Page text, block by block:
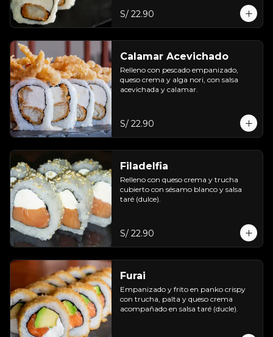
S/ 22.90
Calamar Acevichado
Relleno con pescado empanizado,
queso crema y alga nori, con salsa
acevichada y calamar.
S/ 22.90
Filadelfia
Relleno con queso crema y trucha
cubierto con sésamo blanco y salsa
taré (dulce).
S/ 22.90
Furai
Empanizado y frito en panko crispy
con trucha, palta y queso crema
acompañado en salsa taré (ducle).